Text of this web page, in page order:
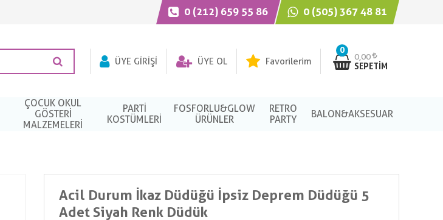
0 (212) 659 55 86 0 (505) 367 48 81
0
0,00
SEPETIM
ÜYE GIRIŞI ÜYE OL Favorilerim
ÇOCUK OKUL
GÖSTERİ
MALZEMELERİ
PARTI
KOSTÜMLERI
FOSFORLU&GLOW
ÜRÜNLER
RETRO
PARTY
BALON&AKSESUAR
Acil Durum İkaz Düdüğü İpsiz Deprem Düdüğü 5
Adet Siyah Renk Düdük